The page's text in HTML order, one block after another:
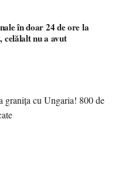
în doar 24 de ore la
celălalt nu a avut